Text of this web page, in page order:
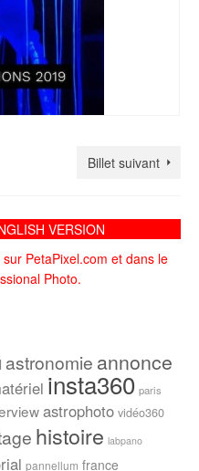
Billet suivant
VERSION
PetaPixel.com et dans le
Photo.
astronomie annonce
insta360 paris
astrophoto vidéo360
histoire labpano
pannellum france